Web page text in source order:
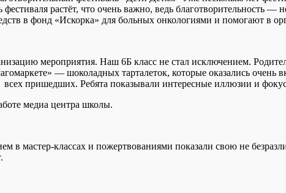
растёт, что очень важно, ведь благотворительность
в фонд «Искорка» для больных онкологиями и помогают в
мероприятия. Наш 6Б класс не стал исключением.
— шоколадных тарталеток, которые оказались очень
всех пришедших. Ребята показывали интересные иллюзии и
медиа центра школы.
в мастер-классах и пожертвованиями показали свою не